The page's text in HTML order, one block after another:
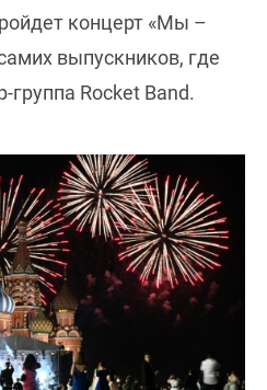
концерт «Мы –
выпускников, где
Rocket Band.